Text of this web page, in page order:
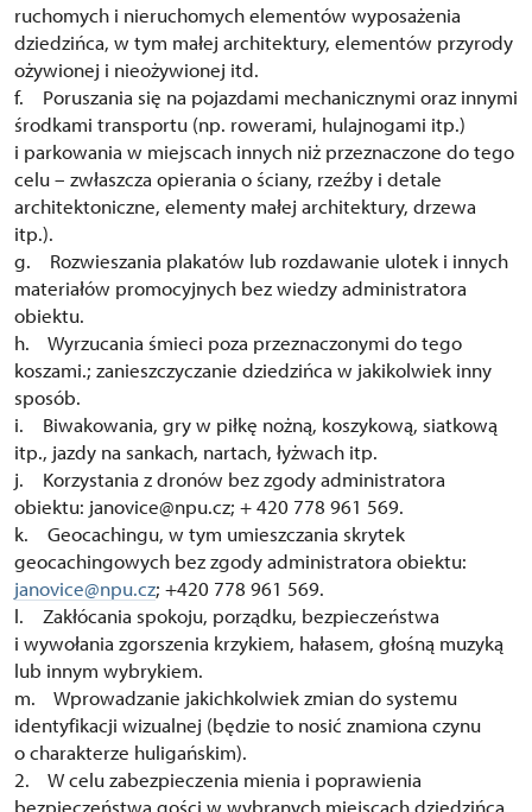
ruchomych i nieruchomych elementów wyposażenia
dziedzińca, w tym małej architektury, elementów przyrody
ożywionej i nieożywionej itd.
f. Poruszania się na pojazdami mechanicznymi oraz innymi
środkami transportu (np. rowerami, hulajnogami itp.)
i parkowania w miejscach innych niż przeznaczone do tego
celu – zwłaszcza opierania o ściany, rzeźby i detale
architektoniczne, elementy małej architektury, drzewa
itp.).
g. Rozwieszania plakatów lub rozdawanie ulotek i innych
materiałów promocyjnych bez wiedzy administratora
obiektu.
h. Wyrzucania śmieci poza przeznaczonymi do tego
koszami.; zanieszczyczanie dziedzińca w jakikolwiek inny
sposób.
i. Biwakowania, gry w piłkę nożną, koszykową, siatkową
itp., jazdy na sankach, nartach, łyżwach itp.
j. Korzystania z dronów bez zgody administratora
obiektu: janovice@npu.cz; + 420 778 961 569.
k. Geocachingu, w tym umieszczania skrytek
geocachingowych bez zgody administratora obiektu:
janovice@npu.cz; +420 778 961 569.
l. Zakłócania spokoju, porządku, bezpieczeństwa
i wywołania zgorszenia krzykiem, hałasem, głośną muzyką
lub innym wybrykiem.
m. Wprowadzanie jakichkolwiek zmian do systemu
identyfikacji wizualnej (będzie to nosić znamiona czynu
o charakterze huligańskim).
2. W celu zabezpieczenia mienia i poprawienia
bezpieczeństwa gości w wybranych miejscach dziedzińca